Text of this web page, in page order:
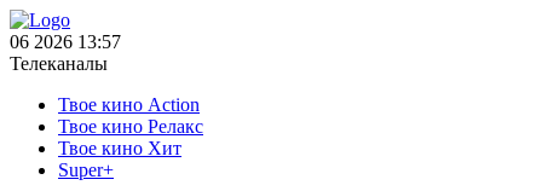
06 2026 13:57
Телеканалы
Твое кино Action
Твое кино Релакс
Твое кино Хит
Super+